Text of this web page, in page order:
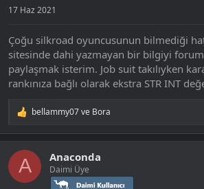
17 Haz 2021
Çoğu silkroad oyuncusunun bilmediği
sitesinde dahi yazmayan bir bilgiyi
paylaşmak isterim. Job suit takılıyken
rankınıza bağlı olarak ekstra STR INT
T
p
k
e
bellammy07ve Bora
A Anaconda
Daimi Üye